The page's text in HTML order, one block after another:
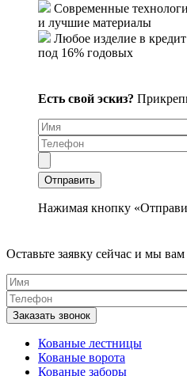
Современные
и лучшие материалы
Любое изделие в кредит
под 16% годовых
Есть свой эскиз?
Нажимая кнопку
Оставьте заявку сейчас и мы
Кованые лестницы
Кованые ворота
Кованые заборы